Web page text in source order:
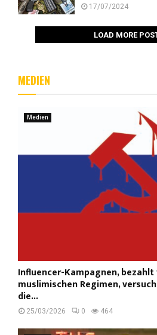
17/07/2024
LOAD MORE
MEDIEN
Medien
Influencer-Kampagnen,
muslimischen Regimen,
die...
25/03/2026 0 464